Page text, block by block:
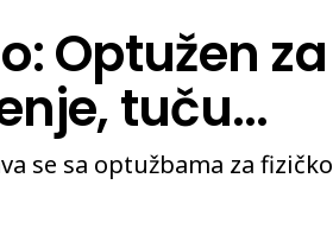
Optužen za
tuču...
se sa optužbama za fizičko